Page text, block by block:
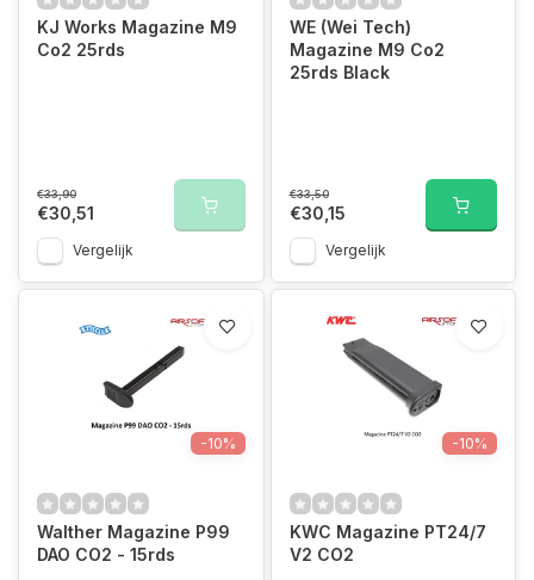
KJ Works Magazine M9
Co2 25rds
€33,90
€30,51
Vergelijk
WE (Wei Tech)
Magazine M9 Co2
25rds Black
€33,50
€30,15
Vergelijk
-10%
Walther Magazine P99
DAO CO2 - 15rds
-10%
KWC Magazine PT24/7
V2 CO2